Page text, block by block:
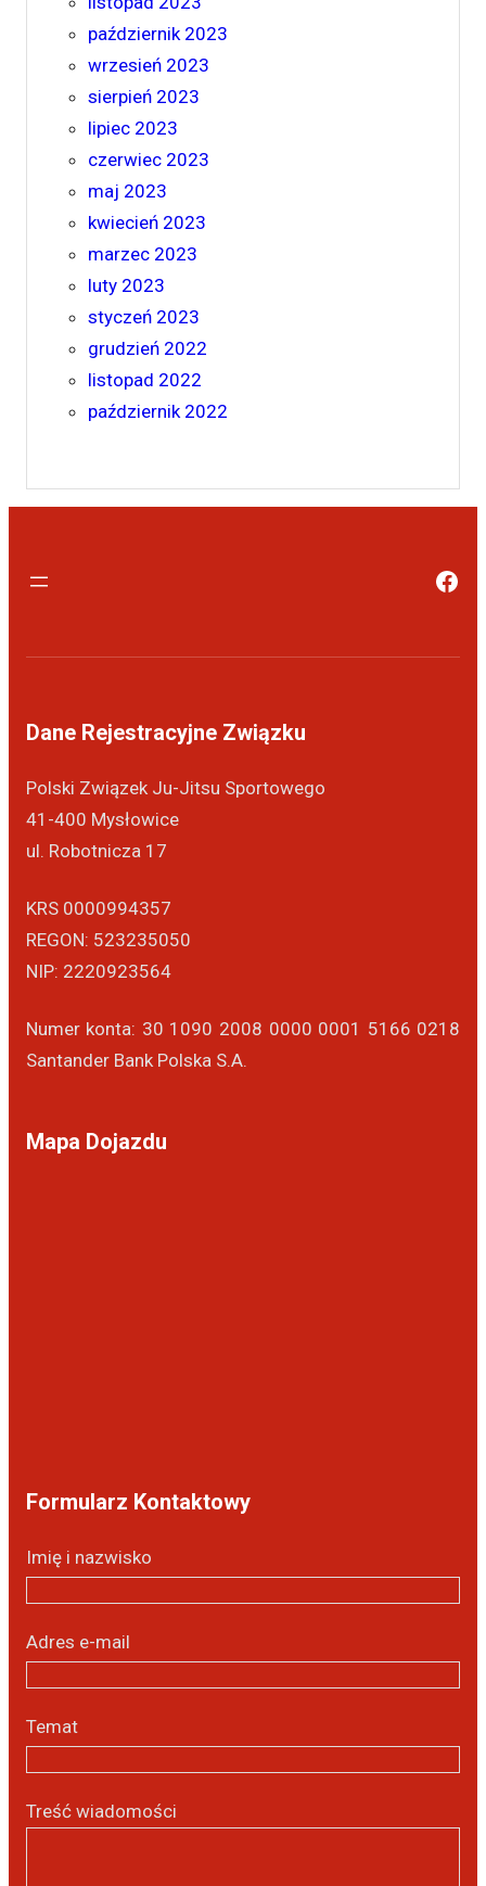
październik 2023
wrzesień 2023
sierpień 2023
lipiec 2023
czerwiec 2023
maj 2023
kwiecień 2023
marzec 2023
luty 2023
styczeń 2023
grudzień 2022
listopad 2022
październik 2022
Dane Rejestracyjne Związku
Polski Związek Ju-Jitsu Sportowego
41-400 Mysłowice
ul. Robotnicza 17
KRS 0000994357
REGON: 523235050
NIP: 2220923564
Numer konta: 30 1090 2008 0000 0001 5166 0218
Santander Bank Polska S.A.
Mapa Dojazdu
Formularz Kontaktowy
Imię i nazwisko
Adres e-mail
Temat
Treść wiadomości